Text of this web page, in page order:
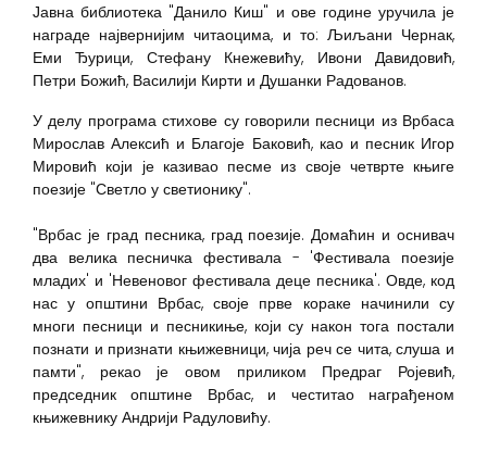
Јавна библиотека "Данило Киш" и ове године уручила је
награде највернијим читаоцима, и то: Љиљани Чернак,
Еми Ђурици, Стефану Кнежевићу, Ивони Давидовић,
Петри Божић, Василији Кирти и Душанки Радованов.
У делу програма стихове су говорили песници из Врбаса
Мирослав Алексић и Благоје Баковић, као и песник Игор
Мировић који је казивао песме из своје четврте књиге
поезије "Светло у светионику".
"Врбас је град песника, град поезије. Домаћин и оснивач
два велика песничка фестивала - 'Фестивала поезије
младих' и 'Невеновог фестивала деце песника'. Овде, код
нас у општини Врбас, своје прве кораке начинили су
многи песници и песникиње, који су након тога постали
познати и признати књижевници, чија реч се чита, слуша и
памти", рекао је овом приликом Предраг Ројевић,
председник општине Врбас, и честитао награђеном
књижевнику Андрији Радуловићу.